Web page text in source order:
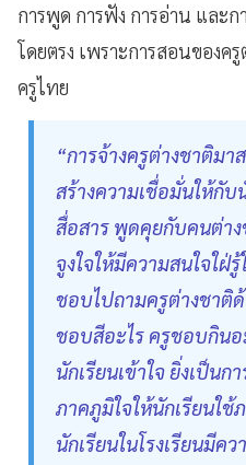
การพูด การฟัง การอ่าน และ
โดยตรง เพราะการสอนของค
ครูไทย
“การจ้างครูต่างชาติมา
สร้างความเชื่อมั่นให้กับ
สื่อสาร พูดคุยกับคนต่าง
จูงใจให้มีความสนใจใฝ่
ชอบไปถามครูต่างชาติ
ชอบสีอะไร ครูชอบกิน
นักเรียนเข้าใจ ยิ่งเป็นก
ภาคภูมิใจให้นักเรียนใช้
นักเรียนในโรงเรียนมีค